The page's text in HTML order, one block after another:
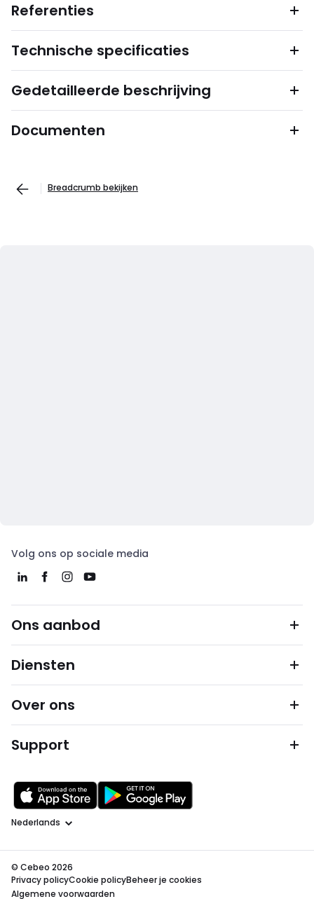
Referenties
Technische specificaties
Gedetailleerde beschrijving
Documenten
Breadcrumb bekijken
Volg ons op sociale media
Ons aanbod
Diensten
Over ons
Support
Taal
© Cebeo 2026
Privacy policyCookie policyBeheer je cookies
Algemene voorwaarden